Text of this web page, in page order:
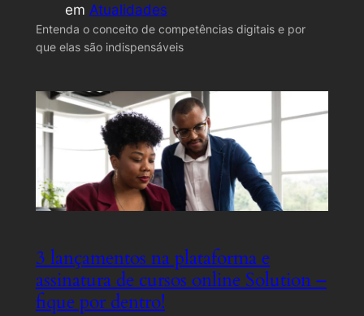
em Atualidades
Entenda o conceito de competências digitais e por
que elas são indispensáveis
3 lançamentos na plataforma e
assinatura de cursos online Solution –
fique por dentro!